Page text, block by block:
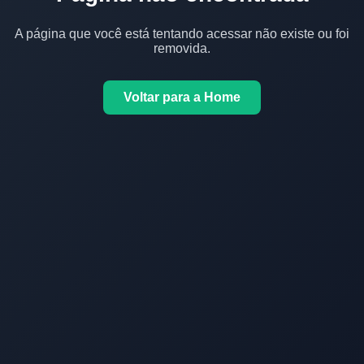
A página que você está tentando acessar não existe ou foi
removida.
Voltar para a Home